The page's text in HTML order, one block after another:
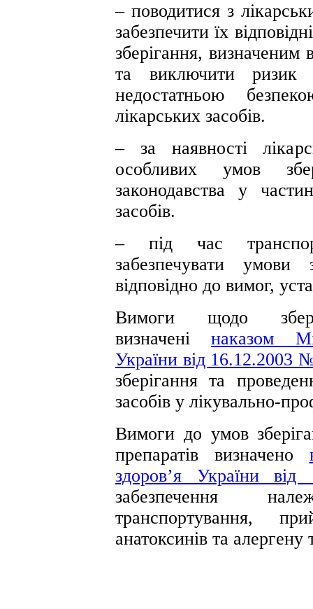
– поводитися з
забезпечити їх
зберігання, визначеним
та виключити ризик
недостатньою
лікарських засобів.
– за наявності
особливих умов
законодавства у
засобів.
– під час
забезпечувати умови
відповідно до вимог,
Вимоги щодо
визначенінаказом
України від 16.12.2003
зберігання та
засобів у лікувально-
Вимоги до умов
препаратів визначено
здоров’я України
забезпечення
транспортування,
анатоксинів та алергену